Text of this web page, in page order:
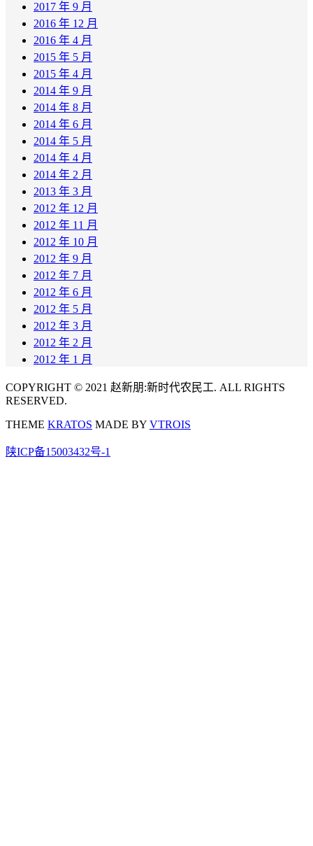
2017 年 9 月
2016 年 12 月
2016 年 4 月
2015 年 5 月
2015 年 4 月
2014 年 9 月
2014 年 8 月
2014 年 6 月
2014 年 5 月
2014 年 4 月
2014 年 2 月
2013 年 3 月
2012 年 12 月
2012 年 11 月
2012 年 10 月
2012 年 9 月
2012 年 7 月
2012 年 6 月
2012 年 5 月
2012 年 3 月
2012 年 2 月
2012 年 1 月
COPYRIGHT © 2021 赵新朋:新时代农民工. ALL RIGHTS
RESERVED.
THEME KRATOS MADE BY VTROIS
陕ICP备15003432号-1